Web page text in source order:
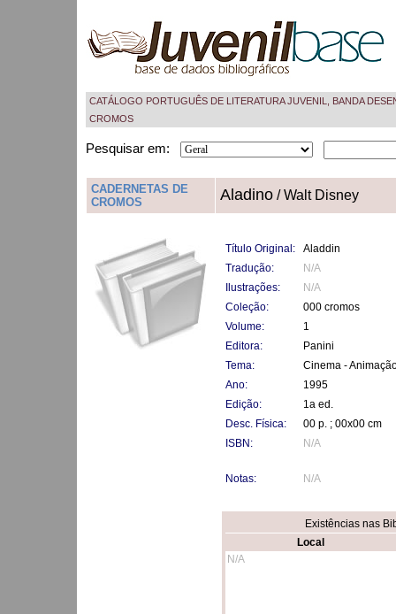
CATÁLOGO PORTUGUÊS DE LITERATURA JUVENIL, BANDA
CROMOS
Pesquisar em:
CADERNETAS DE
CROMOS
Aladino/ Walt Disney
Título Original:
Aladdin
Tradução:
N/A
Ilustrações:
N/A
Coleção:
000 cromos
Volume:
1
Editora:
Panini
Tema:
Cinema -
Ano:
1995
Edição:
1a ed.
Desc. Física:
00 p. ; 00x00 cm
ISBN:
N/A
Notas: N/A
Existências nas
Local
N/A